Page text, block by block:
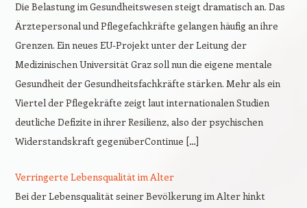
Die Belastung im Gesundheitswesen steigt dramatisch an. Das
Ärztepersonal und Pflegefachkräfte gelangen häufig an ihre
Grenzen. Ein neues EU-Projekt unter der Leitung der
Medizinischen Universität Graz soll nun die eigene mentale
Gesundheit der Gesundheitsfachkräfte stärken. Mehr als ein
Viertel der Pflegekräfte zeigt laut internationalen Studien
deutliche Defizite in ihrer Resilienz, also der psychischen
Widerstandskraft gegenüberContinue […]
Verringerte Lebensqualität im Alter
Bei der Lebensqualität seiner Bevölkerung im Alter hinkt